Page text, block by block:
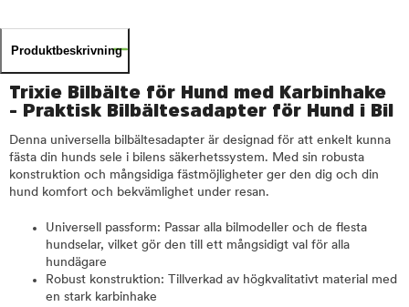
Produktbeskrivning
Trixie Bilbälte för Hund med Karbinhake
- Praktisk Bilbältesadapter för Hund i Bil
Denna universella bilbältesadapter är designad för att enkelt kunna
fästa din hunds sele i bilens säkerhetssystem. Med sin robusta
konstruktion och mångsidiga fästmöjligheter ger den dig och din
hund komfort och bekvämlighet under resan.
Universell passform: Passar alla bilmodeller och de flesta
hundselar, vilket gör den till ett mångsidigt val för alla
hundägare
Robust konstruktion: Tillverkad av högkvalitativt material med
en stark karbinhake